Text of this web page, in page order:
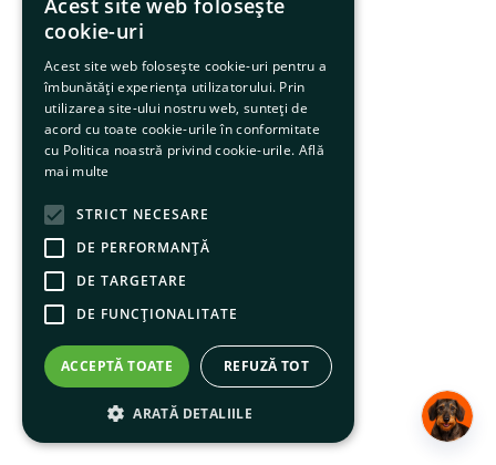
Acest site web folosește
cookie-uri
Acest site web folosește cookie-uri pentru a
îmbunătăți experiența utilizatorului. Prin
utilizarea site-ului nostru web, sunteți de
acord cu toate cookie-urile în conformitate
cu Politica noastră privind cookie-urile. Află
mai multe
STRICT NECESARE
DE PERFORMANȚĂ
DE TARGETARE
DE FUNCŢIONALITATE
ACCEPTĂ TOATE REFUZĂ TOT
ARATĂ DETALIILE